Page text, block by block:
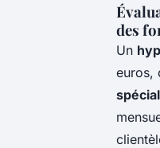
des
Un
euros,